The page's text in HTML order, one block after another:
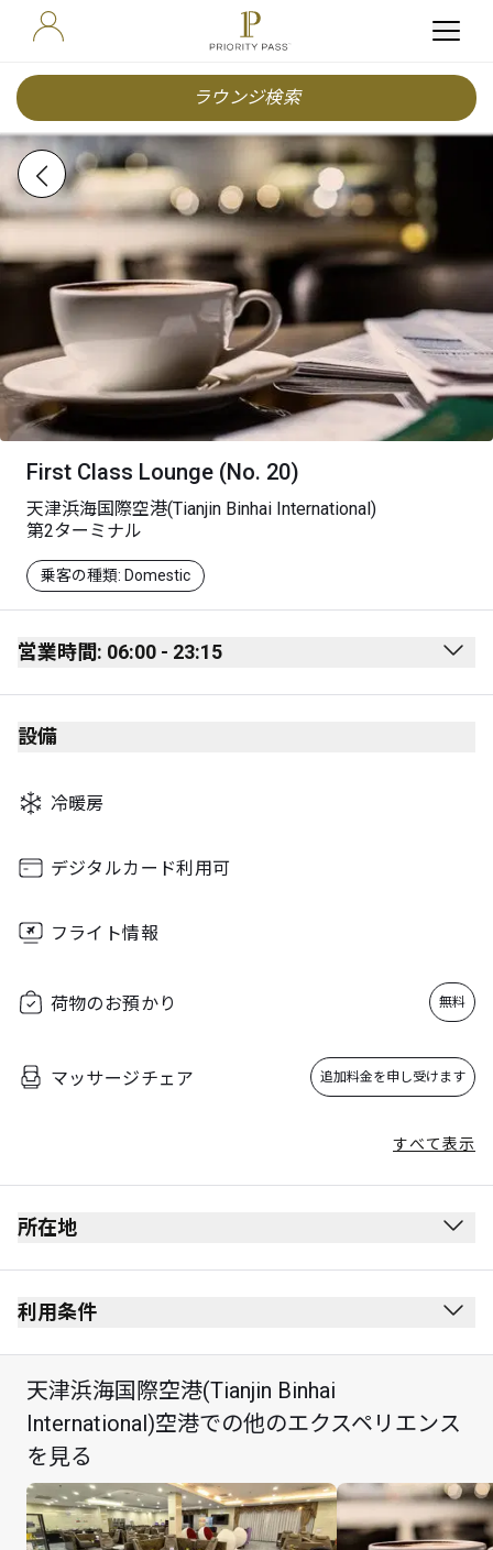
ラウンジ検索
First Class Lounge (No. 20)
天津浜海国際空港(Tianjin Binhai International)
第2ターミナル
乗客の種類: Domestic
営業時間: 06:00 - 23:15
Monday 06:00 - 23:10
Tuesday
Thursday
Friday
Sunday
設備
冷暖房
デジタルカード利用可
フライト情報
荷物のお預かり 無料
マッサージチェア 追加料金を申し受けます
すべて表示
所在地
利用条件
最大滞在可能時間：3時間
天津浜海国際空港(Tianjin Binhai
International)空港での他のエクスペリエンス
を見る